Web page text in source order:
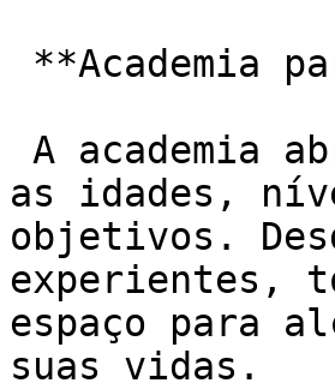
as idades,
objetivos.
experientes,
espaço para
suas vidas.